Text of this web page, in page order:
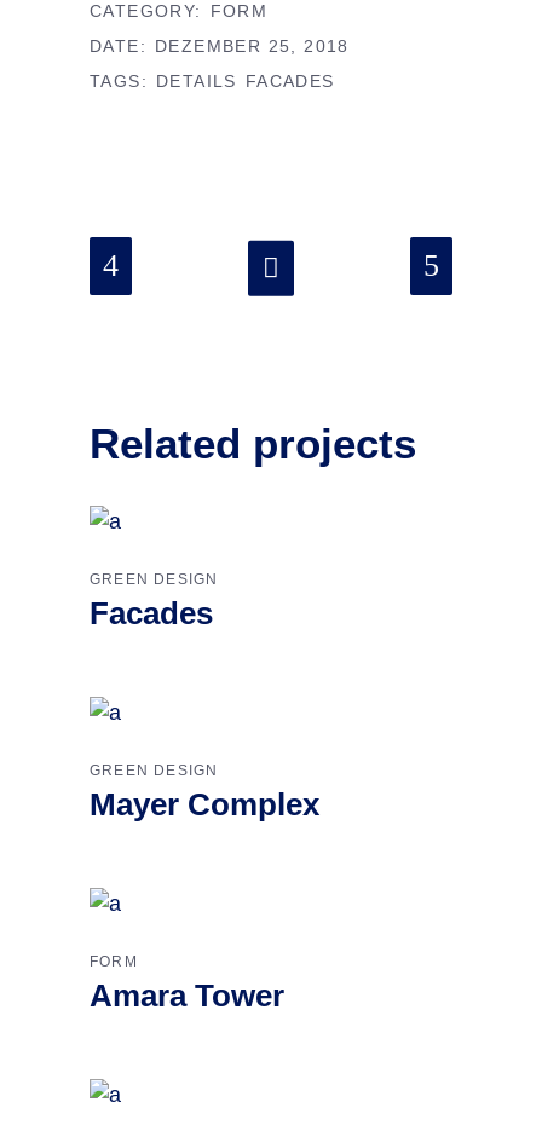
CATEGORY:
FORM
DATE:
DEZEMBER 25, 2018
TAGS:
DETAILS FACADES
Related projects
GREEN DESIGN
Facades
GREEN DESIGN
Mayer Complex
FORM
Amara Tower